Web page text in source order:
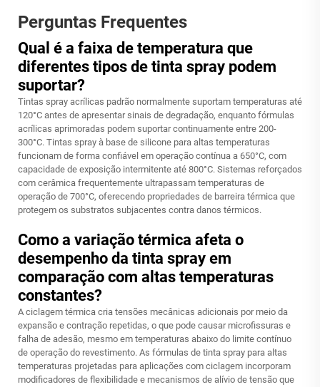
Perguntas Frequentes
Qual é a faixa de temperatura que
diferentes tipos de tinta spray podem
suportar?
Tintas spray acrílicas padrão normalmente suportam temperaturas até
120°C antes de apresentar sinais de degradação, enquanto fórmulas
acrílicas aprimoradas podem suportar continuamente entre 200-
300°C. Tintas spray à base de silicone para altas temperaturas
funcionam de forma confiável em operação contínua a 650°C, com
capacidade de exposição intermitente até 800°C. Sistemas reforçados
com cerâmica frequentemente ultrapassam temperaturas de
operação de 700°C, oferecendo propriedades de barreira térmica que
protegem os substratos subjacentes contra danos térmicos.
Como a variação térmica afeta o
desempenho da tinta spray em
comparação com altas temperaturas
constantes?
A ciclagem térmica cria tensões mecânicas adicionais por meio da
expansão e contração repetidas, o que pode causar microfissuras e
falha de adesão, mesmo em temperaturas abaixo do limite contínuo
de operação do revestimento. As fórmulas de tinta spray para altas
temperaturas projetadas para aplicações com ciclagem incorporam
modificadores de flexibilidade e mecanismos de alívio de tensão que